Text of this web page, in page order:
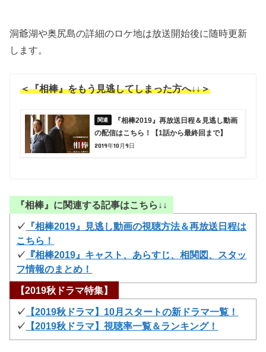
洞爺湖や奥尻島の詳細のロケ地は放送開始後に随時更新
します。
＜『相棒』をもう見逃してしまった方へ↓↓＞
『相棒2019』再放送日程＆見逃し動画
の配信はこちら！【1話から最終回まで】
2019年10月9日
『相棒』に関連する記事はこちら↓↓
✓ 『相棒2019』見逃し動画の視聴方法＆再放送日程は
こちら！
✓ 『相棒2019』キャスト、あらすじ、相関図、スタッ
フ情報のまとめ！
【2019秋ドラマ特集】
✓ 【2019秋ドラマ】10月スタートの新ドラマ一覧！
✓ 【2019秋ドラマ】視聴率一覧＆ランキング！